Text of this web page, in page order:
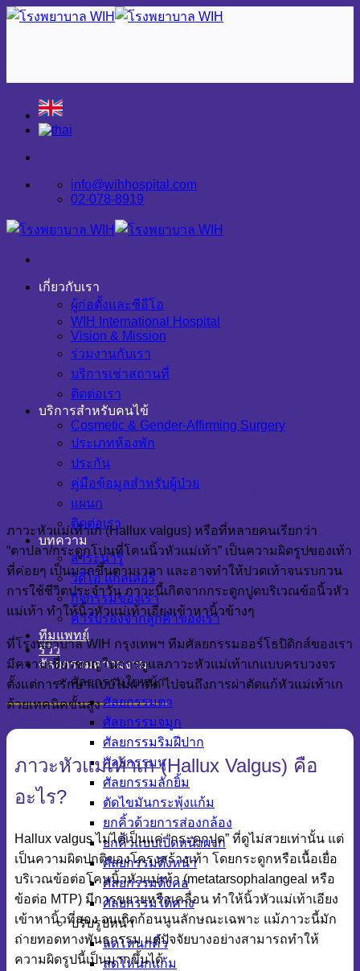
Skip
info@wihhospital.com
02-078-8919
เกี่ยวกับเรา
ผู้ก่อตั้งและซีอีโอ
WIH International Hospital
Vision & Mission
ร่วมงานกับเรา
บริการเช่าสถานที่
ติดต่อเรา
บริการสำหรับคนไข้
Cosmetic & Gender-Affirming Surgery
ประเภทห้องพัก
ประกัน
คู่มือข้อมูลสำหรับผู้ป่วย
แผนก
ติดต่อเรา
บทความ
สาระน่ารู้
วิดีโอ แกลเลอรี่
กิจกรรมของเรา
คำรับรองจากลูกค้าของเรา
ทีมแพทย์
รีวิว
ศัลยกรรมความงาม
ศัลยกรรมใบหน้า
ศัลยกรรมตา
ศัลยกรรมจมูก
ศัลยกรรมริมฝีปาก
ศัลยกรรมหู
ศัลยกรรมลักยิ้ม
ตัดไขมันกระพุ้งแก้ม
ยกคิ้วด้วยการส่องกล้อง
ยกคิ้วแบบเปิดหน้าผาก
ศัลยกรรมดึงหน้า
ศัลยกรรมดึงคอ
ศัลยกรรมใต้คาง
ปรับรูปหน้า
ลดโหนกคิ้ว
ลดโหนกแก้ม
ภาวะหัวแม่เท้าเก (Hallux Valgus): ทำความเข้าใจ
ภาวะหัวแม่เท้าเก (Hallux valgus) หรือที่หลายคนเรียกว่า
“ตาปลา/กระดูกโปนที่โคนนิ้วหัวแม่เท้า” เป็นความผิดรูปของเท้า
ที่ค่อยๆ เป็นมากขึ้นตามเวลา และอาจทำให้ปวดเท้าจนรบกวน
การใช้ชีวิตประจำวัน ภาวะนี้เกิดจากกระดูกปูดบริเวณข้อนิ้วหัว
แม่เท้า ทำให้นิ้วหัวแม่เท้าเอียงเข้าหานิ้วข้างๆ
ที่โรงพยาบาล WIH กรุงเทพฯ ทีมศัลยกรรมออร์โธปิดิกส์ของเรา
มีความเชี่ยวชาญในการดูแลภาวะหัวแม่เท้าเกแบบครบวงจร
ตั้งแต่การรักษาแบบไม่ผ่าตัด ไปจนถึงการผ่าตัดแก้หัวแม่เท้าเก
ด้วยเทคนิคขั้นสูง
ภาวะหัวแม่เท้าเก (Hallux Valgus) คือ
อะไร?
Hallux valgus ไม่ได้เป็นแค่ “กระดูกปูด” ที่ดูไม่สวยเท่านั้น แต่
เป็นความผิดปกติของโครงสร้างเท้า โดยกระดูกหรือเนื้อเยื่อ
บริเวณข้อต่อโคนนิ้วหัวแม่เท้า (metatarsophalangeal หรือ
ข้อต่อ MTP) มีการขยายหรือเคลื่อน ทำให้นิ้วหัวแม่เท้าเอียง
เข้าหานิ้วที่สอง จนเกิดก้อนนูนลักษณะเฉพาะ แม้ภาวะนี้มัก
ถ่ายทอดทางพันธุกรรม แต่ปัจจัยบางอย่างสามารถทำให้
ความผิดรูปนี้เป็นมากขึ้นได้